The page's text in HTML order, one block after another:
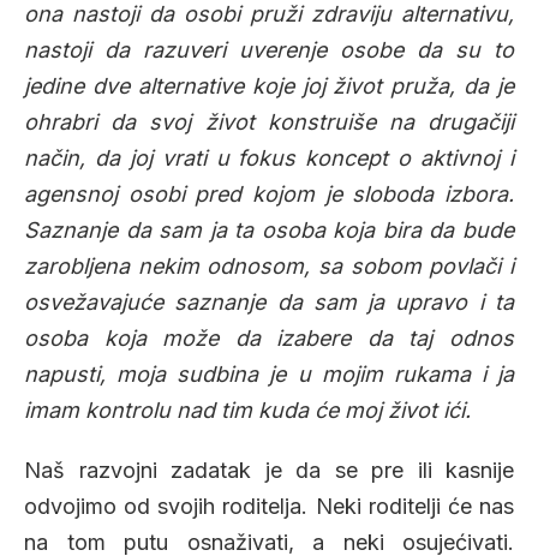
ona nastoji da osobi pruži zdraviju alternativu,
nastoji da razuveri uverenje osobe da su to
jedine dve alternative koje joj život pruža, da je
ohrabri da svoj život konstruiše na drugačiji
način, da joj vrati u fokus koncept o aktivnoj i
agensnoj osobi pred kojom je sloboda izbora.
Saznanje da sam ja ta osoba koja bira da bude
zarobljena nekim odnosom, sa sobom povlači i
osvežavajuće saznanje da sam ja upravo i ta
osoba koja može da izabere da taj odnos
napusti, moja sudbina je u mojim rukama i ja
imam kontrolu nad tim kuda će moj život ići.
Naš razvojni zadatak je da se pre ili kasnije
odvojimo od svojih roditelja. Neki roditelji će nas
na tom putu osnaživati, a neki osujećivati.